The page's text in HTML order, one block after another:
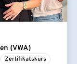
(VWA)
Zertifikatskurs